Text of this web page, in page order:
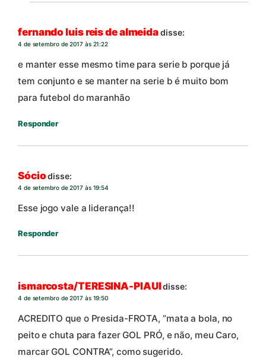
fernando luis reis de almeidadisse:
4 de setembro de 2017 às 21:22
e manter esse mesmo time para serie b porque já
tem conjunto e se manter na serie b é muito bom
para futebol do maranhão
Responder
Sócio disse:
4 de setembro de 2017 às 19:54
Esse jogo vale a liderança!!
Responder
ismarcosta/TERESINA-PIAUIdisse:
4 de setembro de 2017 às 19:50
ACREDITO que o Presida-FROTA, “mata a bola, no
peito e chuta para fazer GOL PRÓ, e não, meu Caro,
marcar GOL CONTRA”, como sugerido.